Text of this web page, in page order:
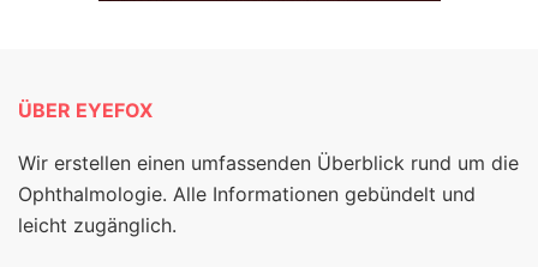
ÜBER EYEFOX
Wir erstellen einen umfassenden Überblick rund um die
Ophthalmologie. Alle Informationen gebündelt und
leicht zugänglich.